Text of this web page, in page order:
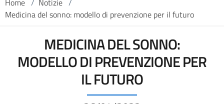
Home / Notizie /
Medicina del sonno: modello di prevenzione per il futuro
MEDICINA DEL SONNO:
MODELLO DI PREVENZIONE PER
IL FUTURO